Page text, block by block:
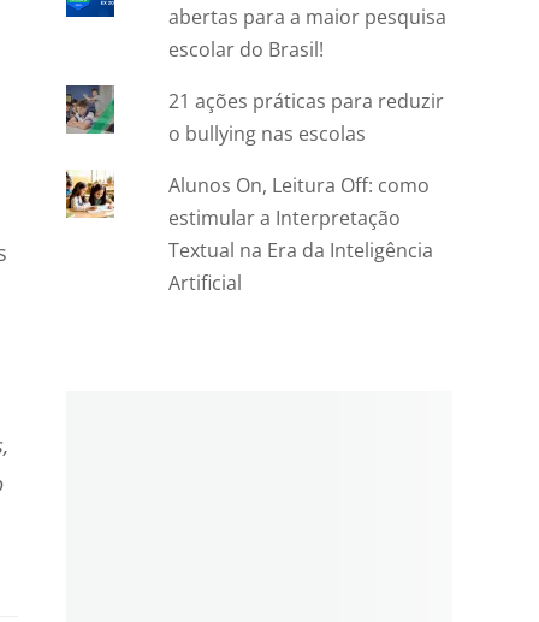
abertas para a maior pesquisa
escolar do Brasil!
21 ações práticas para reduzir
o bullying nas escolas
Alunos On, Leitura Off: como
estimular a Interpretação
Textual na Era da Inteligência
Artificial